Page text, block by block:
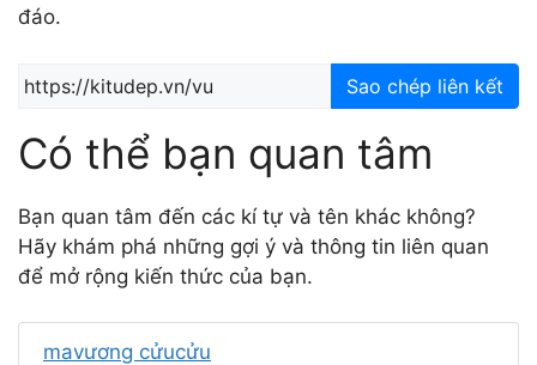
đáo.
Sao chép liên kết
Có thể bạn quan tâm
Bạn quan tâm đến các kí tự và tên khác không?
Hãy khám phá những gợi ý và thông tin liên quan
để mở rộng kiến thức của bạn.
mavương cửucửu